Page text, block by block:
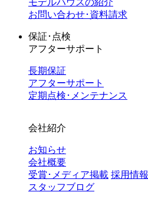
モデルハウスの紹介
お問い合わせ･資料請求
保証･点検
アフターサポート
長期保証
アフターサポート
定期点検･メンテナンス
会社紹介
お知らせ
会社概要
受賞･メディア掲載 採用情報
スタッフブログ